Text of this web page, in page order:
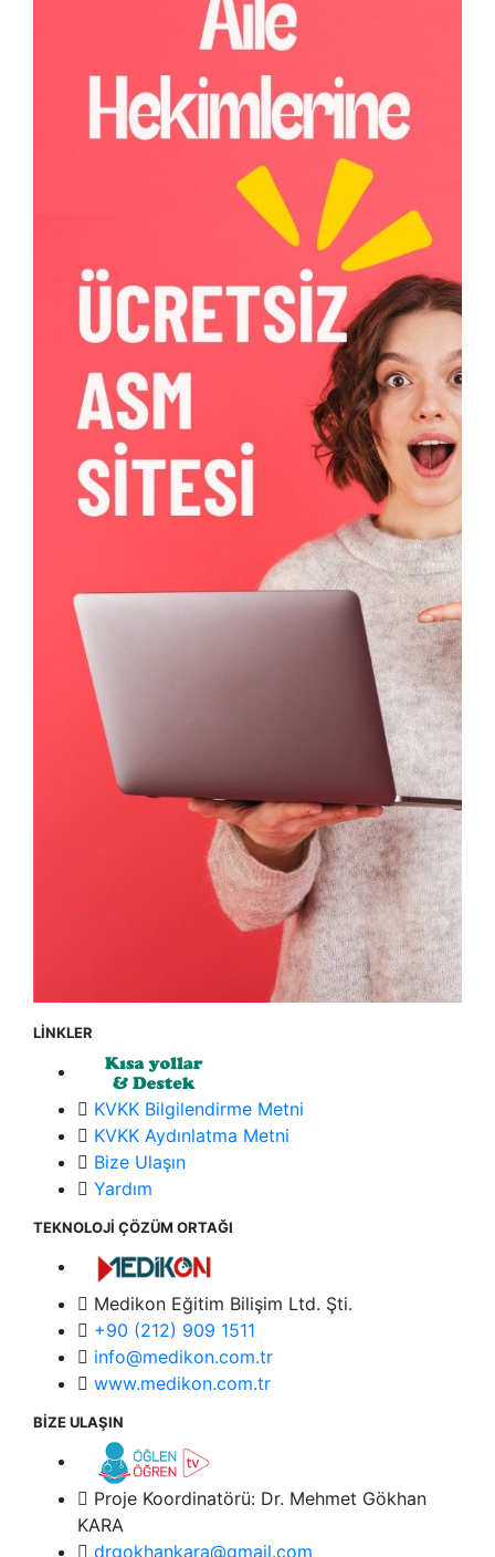
LİNKLER
KVKK Bilgilendirme Metni
KVKK Aydınlatma Metni
Bize Ulaşın
Yardım
TEKNOLOJİ ÇÖZÜM ORTAĞI
Medikon Eğitim Bilişim Ltd. Şti.
+90 (212) 909 1511
info@medikon.com.tr
www.medikon.com.tr
BİZE ULAŞIN
Proje Koordinatörü: Dr. Mehmet Gökhan
KARA
drgokhankara@gmail.com